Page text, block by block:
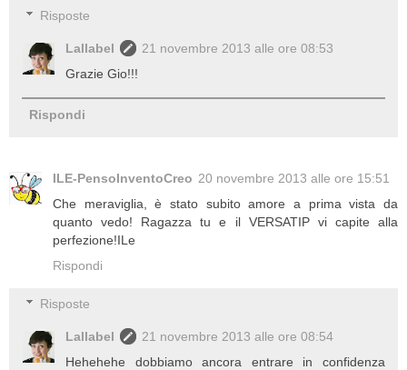
Risposte
Lallabel
21 novembre 2013 alle ore 08:53
Grazie Gio!!!
Rispondi
ILE-PensoInventoCreo 20 novembre 2013 alle ore 15:51
Che meraviglia, è stato subito amore a prima vista da
quanto vedo! Ragazza tu e il VERSATIP vi capite alla
perfezione!ILe
Rispondi
Risposte
Lallabel
21 novembre 2013 alle ore 08:54
Hehehehe dobbiamo ancora entrare in confidenza